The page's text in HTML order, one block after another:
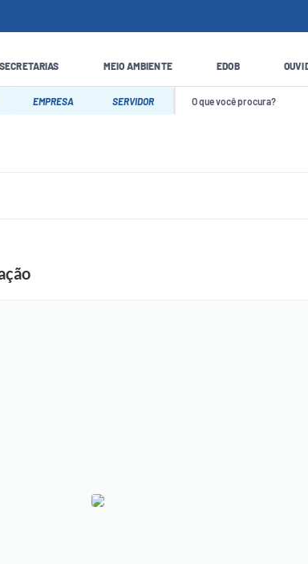
SECRETARIAS MEIO AMBIENTE EDOB
EMPRESA SERVIDOR